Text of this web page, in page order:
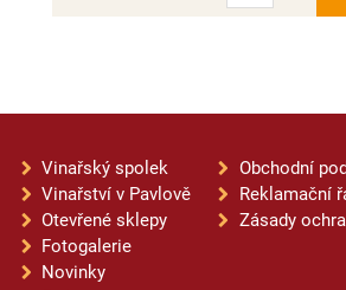
Vinařský spolek
Vinařství v Pavlově
Otevřené sklepy
Fotogalerie
Novinky
Obchodní
Reklamační
Zásady